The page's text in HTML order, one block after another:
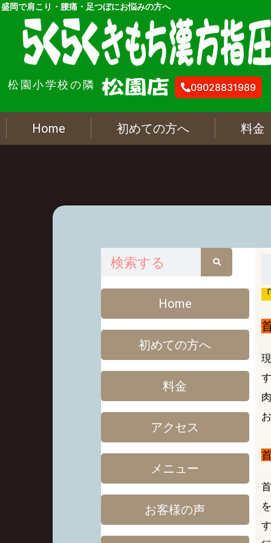
内
ッ
盛岡で肩こり・腰痛・足つぼにお悩みの方へ
松園小学校の隣 09028831989
Home 初めての方へ 料金
Home
初めての方へ
料金
アクセス
メニュー
お客様の声